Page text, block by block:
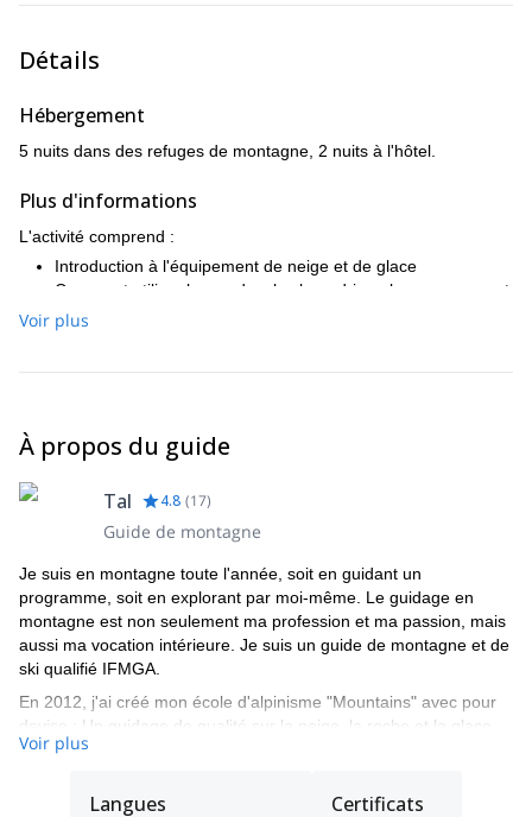
Rousse).
Détails
Hébergement
5 nuits dans des refuges de montagne, 2 nuits à l'hôtel.
Plus d'informations
L'activité comprend :
Introduction à l'équipement de neige et de glace
Comment utiliser les cordes, les beaudriers, les crampons et
les piolets.
La bonne technique pour marcher dans la neige et la glace
Une longue acclimatation
L'horaire mentionné est exemplaire et peut varier en fonction des
conditions, des capacités des participants, de la sécurité et des
limitations météorologiques.
Voir plus
À propos du guide
Tal 4.8 (17)
Guide de montagne
Je suis en montagne toute l'année, soit en guidant un
programme, soit en explorant par moi-même. Le guidage en
montagne est non seulement ma profession et ma passion, mais
aussi ma vocation intérieure. Je suis un guide de montagne et de
ski qualifié IFMGA.
En 2012, j'ai créé mon école d'alpinisme "Mountains" avec pour
devise : Un guidage de qualité sur la neige, la roche et la glace.
Vous pouvez compter sur un faible ratio client/guide, un
par notre équipe de guides talentueux. Nous ne sommes pas des
Voir plus
Langues Certificats